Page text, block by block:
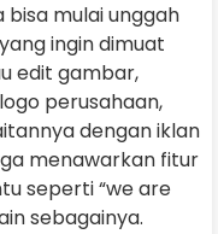
bisa mulai unggah
ingin dimuat
edit gambar,
perusahaan,
dengan iklan
menawarkan fitur
seperti “we are
sebagainya.